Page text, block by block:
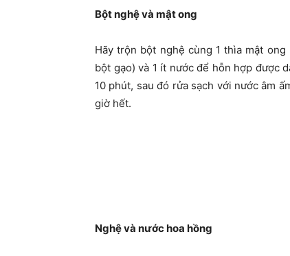
Bột nghệ và mật ong
Hãy trộn bột nghệ cùng 1 thìa mật
bột gạo) và 1 ít nước để hỗn hợp được
10 phút, sau đó rửa sạch với nước âm
giờ hết.
Nghệ và nước hoa hồng